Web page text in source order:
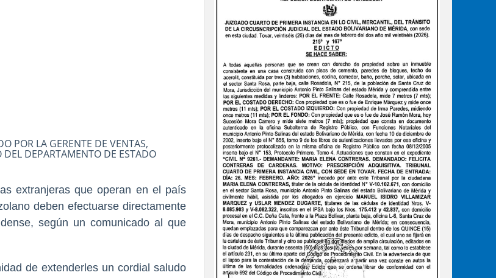
POR LA GERENTE DE VENTAS,
DEPARTAMENTO DE ESTADO
extranjeras que operan en el país
deben efectuarse directamente
según un comunicado al que
de extenderles un cordial saludo